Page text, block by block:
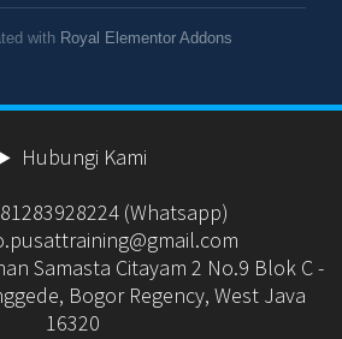
with Royal Elementor Addons
Hubungi Kami
(Whatsapp)
Samasta Citayam 2 No.9 Blok C -
Bogor Regency, West Java
16320